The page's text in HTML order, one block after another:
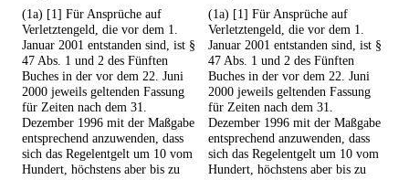
(1a) [1] Für Ansprüche auf
Verletztengeld, die vor dem 1.
Januar 2001 entstanden sind, ist §
47 Abs. 1 und 2 des Fünften
Buches in der vor dem 22. Juni
2000 jeweils geltenden Fassung
für Zeiten nach dem 31.
Dezember 1996 mit der Maßgabe
entsprechend anzuwenden, dass
sich das Regelentgelt um 10 vom
Hundert, höchstens aber bis zu
(1a) [1] Für Ansprüche auf
Verletztengeld, die vor dem 1.
Januar 2001 entstanden sind, ist §
47 Abs. 1 und 2 des Fünften
Buches in der vor dem 22. Juni
2000 jeweils geltenden Fassung
für Zeiten nach dem 31.
Dezember 1996 mit der Maßgabe
entsprechend anzuwenden, dass
sich das Regelentgelt um 10 vom
Hundert, höchstens aber bis zu